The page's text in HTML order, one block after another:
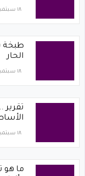
١٨ سبتمبر ٢٠٢٠
طبخة
الحار
١٨ سبتمبر ٢٠٢٠
تقرير
١٨ سبتمبر ٢٠٢٠
ما هو